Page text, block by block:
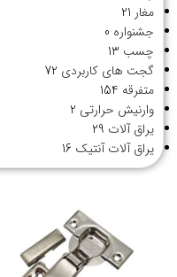
مغار 21
جشنواره 0
چسب 13
گجت های کاربردی 72
متفرقه 154
وارنیش حرارتی 2
یراق آلات 29
یراق آلات آنتیک 16